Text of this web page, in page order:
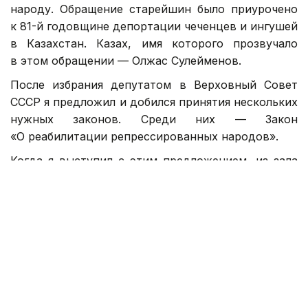
народу. Обращение старейшин было приурочено
к 81-й годовщине депортации чеченцев и ингушей
в Казахстан. Казах, имя которого прозвучало
в этом обращении — Олжас Сулейменов.
После избрания депутатом в Верховный Совет
СССР я предложил и добился принятия нескольких
нужных законов. Среди них — Закон
«О реабилитации репрессированных народов».
Когда я выступил с этим предложением, из зала